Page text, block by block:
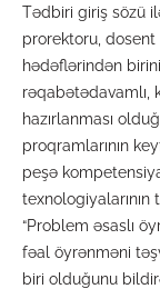
Tədbiri giriş sözü
prorektoru,
hədəflərindən
rəqabətədavamlı,
hazırlanması
proqramlarının
peşə
“Problem əsaslı
fəal öyrənməni
biri olduğunu